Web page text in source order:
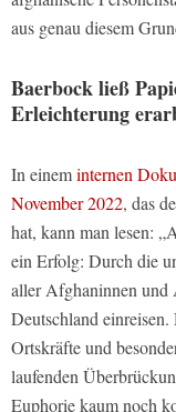
aus genau diesem
Baerbock ließ
Erleichterung
In eineminternen
November 2022, das
hat, kann man lesen:
ein Erfolg: Durch die
aller Afghaninnen und
Deutschland
Ortskräfte und
laufenden
Euphorie kaum noch